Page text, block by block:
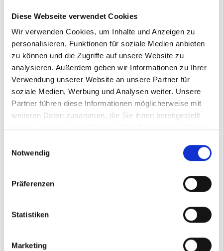
Diese Webseite verwendet Cookies
Wir verwenden Cookies, um Inhalte und Anzeigen zu
personalisieren, Funktionen für soziale Medien anbieten
zu können und die Zugriffe auf unsere Website zu
analysieren. Außerdem geben wir Informationen zu Ihrer
Verwendung unserer Website an unsere Partner für
soziale Medien, Werbung und Analysen weiter. Unsere
Partner führen diese Informationen möglicherweise mit
weiteren Daten zusammen, die Sie ihnen bereitgestellt
Notwendig
Präferenzen
Statistiken
Marketing
Auszahlung nicht in Anspruch genommener
Wir arbeiten seit vielen Jahren mit der Deutschen
Bestattungsvorsorge Treuhand AG zusammen, die
eine Einhaltung der vertraglich festgelegten
Leistungen gewährleistet.
Deutschen Bestattungsvorsorge